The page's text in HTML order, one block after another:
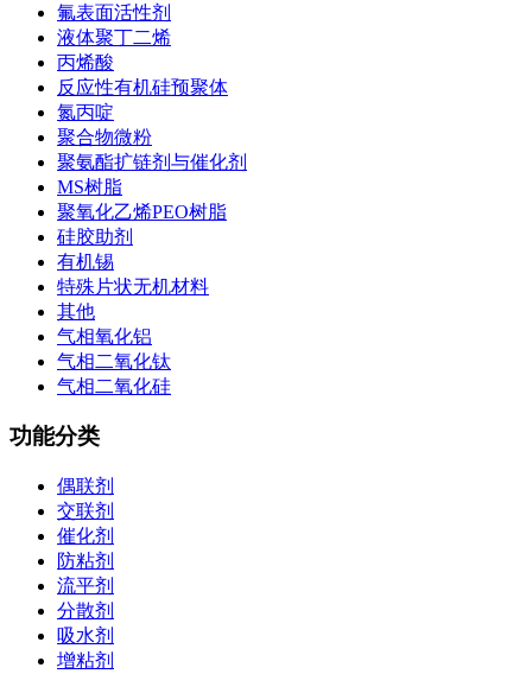
氟表面活性剂
液体聚丁二烯
丙烯酸
反应性有机硅预聚体
氮丙啶
聚合物微粉
聚氨酯扩链剂与催化剂
MS树脂
聚氧化乙烯PEO树脂
硅胶助剂
有机锡
特殊片状无机材料
其他
气相氧化铝
气相二氧化钛
气相二氧化硅
功能分类
偶联剂
交联剂
催化剂
防粘剂
流平剂
分散剂
吸水剂
增粘剂